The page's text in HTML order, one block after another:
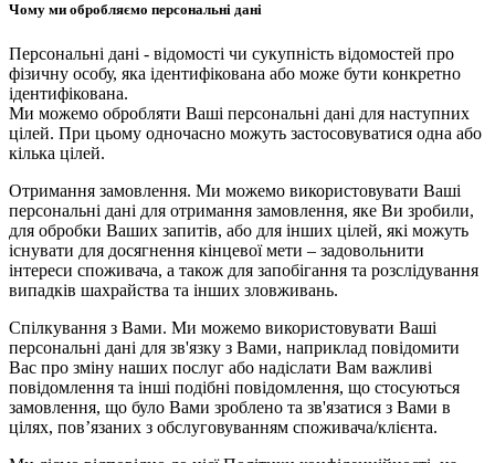
Чому ми обробляємо персональні дані
Персональні дані - відомості чи сукупність відомостей про
фізичну особу, яка ідентифікована або може бути конкретно
ідентифікована.
Ми можемо обробляти Ваші персональні дані для наступних
цілей. При цьому одночасно можуть застосовуватися одна або
кілька цілей.
Отримання замовлення. Ми можемо використовувати Ваші
персональні дані для отримання замовлення, яке Ви зробили,
для обробки Ваших запитів, або для інших цілей, які можуть
існувати для досягнення кінцевої мети – задовольнити
інтереси споживача, а також для запобігання та розслідування
випадків шахрайства та інших зловживань.
Спілкування з Вами. Ми можемо використовувати Ваші
персональні дані для зв'язку з Вами, наприклад повідомити
Вас про зміну наших послуг або надіслати Вам важливі
повідомлення та інші подібні повідомлення, що стосуються
замовлення, що було Вами зроблено та зв'язатися з Вами в
цілях, пов’язаних з обслуговуванням споживача/клієнта.